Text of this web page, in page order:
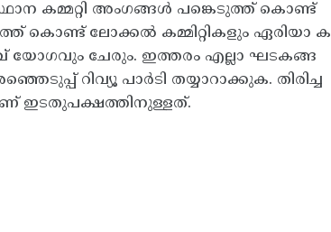
കമ്മറ്റി അം​ഗങ്ങൾ പങ്കെടുത്ത് കൊണ്ട്
കൊണ്ട് ലോക്കൽ കമ്മിറ്റികളും ഏരിയാ ക
യോഗവും ചേരും. ഇത്തരം എല്ലാ ഘടകങ്ങ
റിവ്യൂ പാർടി തയ്യാറാക്കുക. തിരിച്ച
ഇടതുപക്ഷത്തിനുള്ളത്.